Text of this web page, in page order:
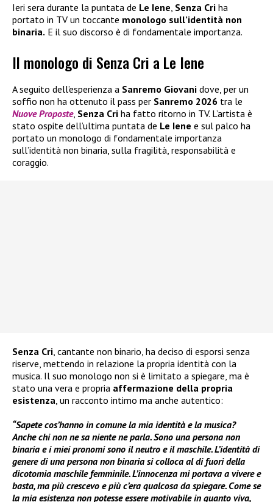
Ieri sera durante la puntata de Le Iene Senza Cri ha
portato in TV un toccante monologo sull’identità non
binaria. E il suo discorso è di fondamentale importanza.
Il monologo di Senza Cri a Le Iene
A seguito dell’esperienza a Sanremo Giovani dove, per un
soffio non ha ottenuto il pass per Sanremo 2026 tra le
Nuove Proposte, Senza Cri ha fatto ritorno in TV. L’artista è
stato ospite dell’ultima puntata de Le Iene e sul palco ha
portato un monologo di fondamentale importanza
sull’identità non binaria, sulla fragilità, responsabilità e
coraggio.
Senza Cri, cantante non binario, ha deciso di esporsi senza
riserve, mettendo in relazione la propria identità con la
musica. Il suo monologo non si è limitato a spiegare, ma è
stato una vera e propria affermazione della propria
esistenza, un racconto intimo ma anche autentico:
“Sapete cos’hanno in comune la mia identità e la musica?
Anche chi non ne sa niente ne parla. Sono una persona non
binaria e i miei pronomi sono il neutro e il maschile. L’identità di
genere di una persona non binaria si colloca al di fuori della
dicotomia maschile femminile. L’innocenza mi portava a vivere e
basta, ma più crescevo e più c’era qualcosa da spiegare. Come se
la mia esistenza non potesse essere motivabile in quanto viva,